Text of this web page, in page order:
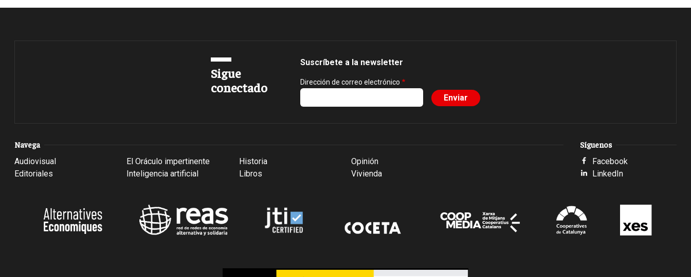
Sigue
conectado
Suscríbete a la newsletter
Dirección de correo electrónico
Navega
Audiovisual
Editoriales
El Oráculo impertinente
Inteligencia artificial
Historia
Libros
Opinión
Vivienda
Síguenos
Facebook
LinkedIn